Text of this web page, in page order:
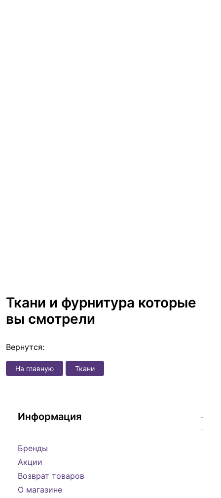
Ткани и фурнитура которые
вы смотрели
Вернутся:
На главную Ткани
Информация
Бренды
Акции
Возврат товаров
О магазине